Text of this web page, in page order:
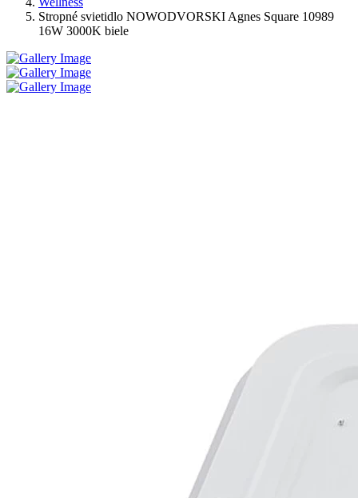
Stropné svietidlo NOWODVORSKI Agnes Square 10989
16W 3000K biele